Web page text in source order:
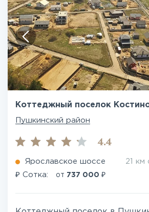
Коттеджный поселок
Пушкинский район
4.4
Ярославское шоссе 21 км
₽ Сотка: от 737 000 ₽